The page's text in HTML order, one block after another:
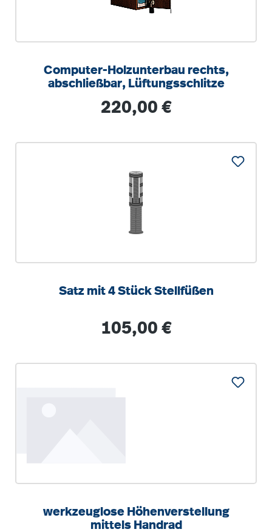
Computer-Holzunterbau rechts,
abschließbar, Lüftungsschlitze
Regulärer Preis:
220,00 €
Satz mit 4 Stück Stellfüßen
Regulärer Preis:
105,00 €
werkzeuglose Höhenverstellung
mittels Handrad